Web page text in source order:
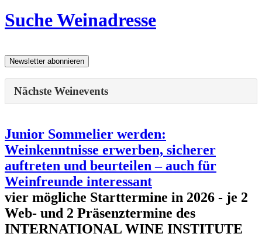
Suche Weinadresse
Nächste Weinevents
Junior Sommelier werden:
Weinkenntnisse erwerben, sicherer
auftreten und beurteilen – auch für
Weinfreunde interessant
vier mögliche Starttermine in 2026 - je 2
Web- und 2 Präsenztermine des
INTERNATIONAL WINE INSTITUTE